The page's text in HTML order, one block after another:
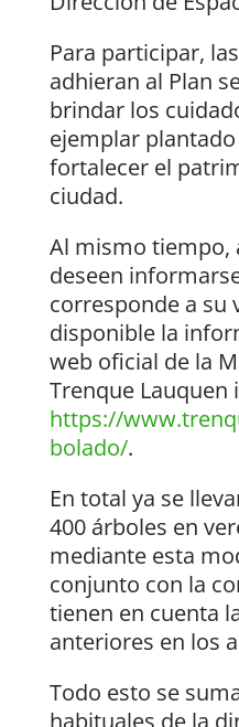
Para participar,
adhieran al Plan
brindar los
ejemplar
fortalecer el
ciudad.
Al mismo tiempo,
deseen
corresponde a su
disponible la
web oficial de la
Trenque Lauquen
https://
bolado/.
En total ya se
400 árboles en
mediante esta
conjunto con la
tienen en cuenta
anteriores en los
Todo esto se